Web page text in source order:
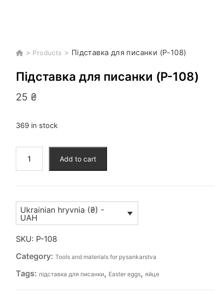
> Products > Підставка для писанки (P-108)
Підставка для писанки (P-108)
25 ₴
369 in stock
(P-
quantity
Add to cart
Ukrainian hryvnia (₴) -
UAH
SKU: P-108
Category: Tools and materials for pysankarstva
Tags: підставка для писанки, Easter eggs, яйце